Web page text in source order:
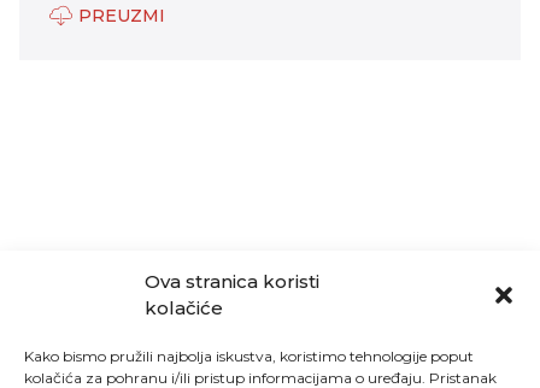
Ova stranica koristi
kolačiće
Kako bismo pružili najbolja iskustva, koristimo tehnologije poput
kolačića za pohranu i/ili pristup informacijama o uređaju. Pristanak
PREUZMI